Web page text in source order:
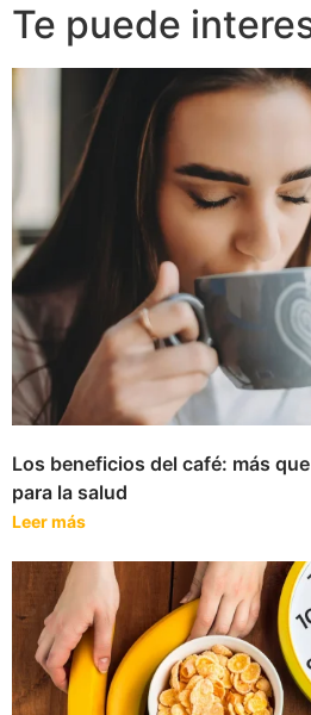
Te puede
Los beneficios del café: más
para la salud
Leer más